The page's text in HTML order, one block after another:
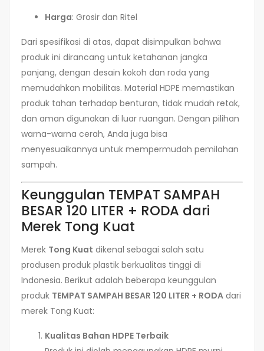
Harga: Grosir dan Ritel
Dari spesifikasi di atas, dapat disimpulkan bahwa
produk ini dirancang untuk ketahanan jangka
panjang, dengan desain kokoh dan roda yang
memudahkan mobilitas. Material HDPE memastikan
produk tahan terhadap benturan, tidak mudah retak,
dan aman digunakan di luar ruangan. Dengan pilihan
warna-warna cerah, Anda juga bisa
menyesuaikannya untuk mempermudah pemilahan
sampah.
Keunggulan TEMPAT SAMPAH
BESAR 120 LITER + RODA dari
Merek Tong Kuat
Merek Tong Kuat dikenal sebagai salah satu
produsen produk plastik berkualitas tinggi di
Indonesia. Berikut adalah beberapa keunggulan
produk TEMPAT SAMPAH BESAR 120 LITER + RODA dari
merek Tong Kuat:
Kualitas Bahan HDPE Terbaik